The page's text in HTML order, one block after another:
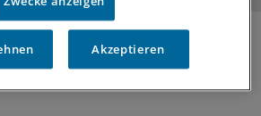
Akzeptieren